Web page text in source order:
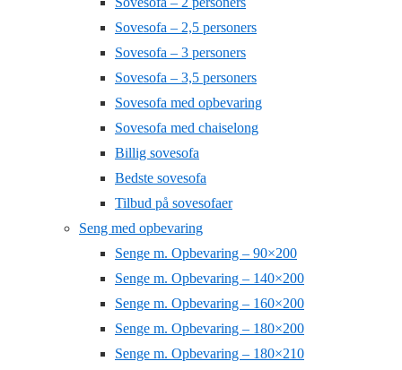
Sovesofa – 2,5 personers
Sovesofa – 3 personers
Sovesofa – 3,5 personers
Sovesofa med opbevaring
Sovesofa med chaiselong
Billig sovesofa
Bedste sovesofa
Tilbud på sovesofaer
Seng med opbevaring
Senge m. Opbevaring – 90×200
Senge m. Opbevaring – 140×200
Senge m. Opbevaring – 160×200
Senge m. Opbevaring – 180×200
Senge m. Opbevaring – 180×210